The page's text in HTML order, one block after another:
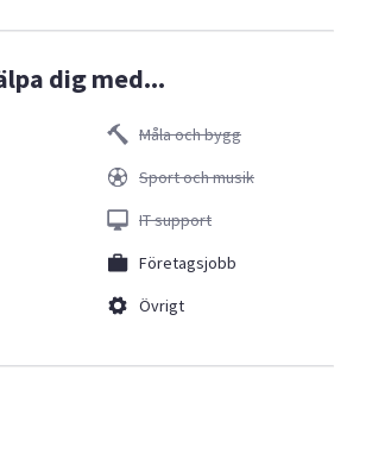
dig med...
Måla och bygg
Sport och musik
IT support
Företagsjobb
Övrigt